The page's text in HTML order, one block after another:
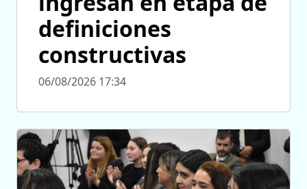
definiciones
constructivas
06/08/2026 17:34